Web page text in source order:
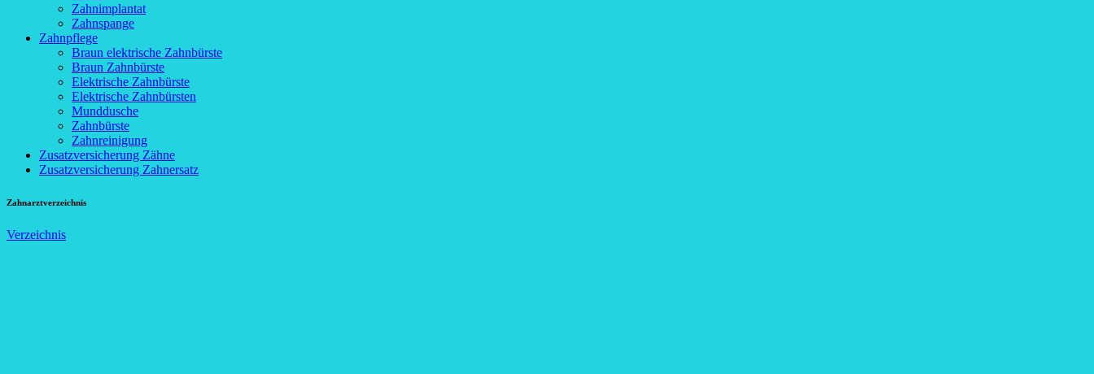
Zahnimplantat
Zahnspange
Zahnpflege
Braun elektrische Zahnbürste
Braun Zahnbürste
Elektrische Zahnbürste
Elektrische Zahnbürsten
Munddusche
Zahnbürste
Zahnreinigung
Zusatzversicherung Zähne
Zusatzversicherung Zahnersatz
Zahnarztverzeichnis
Verzeichnis